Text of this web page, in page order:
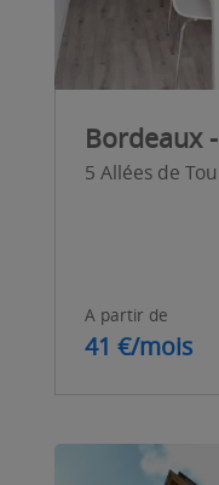
Bordeaux
5 Allées de
A partir de
41 €/mois